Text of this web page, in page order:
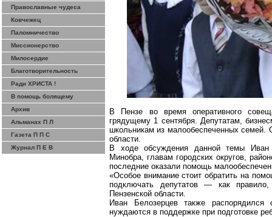
Православные чудеса
Ковчежец
Паломничество
Миссионерство
Милосердие
Благотворительность
Ради ХРИСТА !
В помощь болящему
Архив
Альманах П Л
Газета П П С
Журнал П Е В
В Пензе во время оперативного
грядущему 1 сентября. Депутатам,
школьникам из малообеспеченных
области.
В ходе обсуждения данной темы Иван
Минобра, главам городских округов,
последние оказали помощь
«Особое внимание стоит обратить на
подключать депутатов — как
Пензенской области.
Иван Белозерцев также
нуждаются в поддержке при подготовке